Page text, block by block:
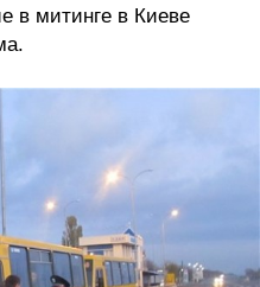
в митинге в Киеве